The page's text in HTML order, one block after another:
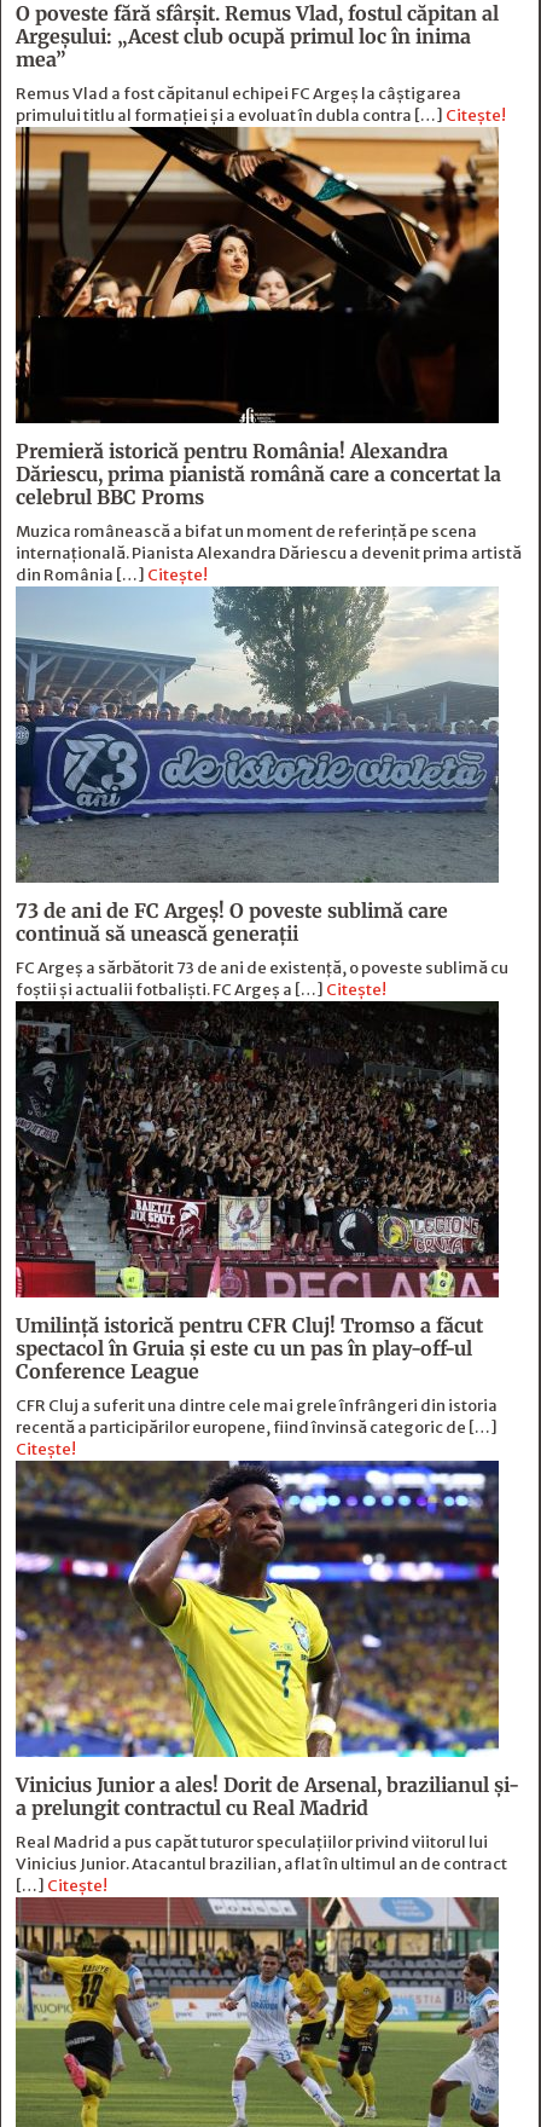
O poveste fără sfârşit. Remus Vlad, fostul căpitan al
Argeşului: „Acest club ocupă primul loc în inima
mea”
Remus Vlad a fost căpitanul echipei FC Argeș la câștigarea
primului titlu al formației și a evoluat în dubla contra […] Citește!
Premieră istorică pentru România! Alexandra
Dăriescu, prima pianistă română care a concertat la
celebrul BBC Proms
Muzica românească a bifat un moment de referință pe scena
internațională. Pianista Alexandra Dăriescu a devenit prima artistă
din România […] Citește!
73 de ani de FC Argeş! O poveste sublimă care
continuă să unească generaţii
FC Argeș a sărbătorit 73 de ani de existență, o poveste sublimă cu
foștii și actualii fotbaliști. FC Argeș a […] Citește!
Umilință istorică pentru CFR Cluj! Tromso a făcut
spectacol în Gruia și este cu un pas în play-off-ul
Conference League
CFR Cluj a suferit una dintre cele mai grele înfrângeri din istoria
recentă a participărilor europene, fiind învinsă categoric de […]
Citește!
Vinicius Junior a ales! Dorit de Arsenal, brazilianul și-
a prelungit contractul cu Real Madrid
Real Madrid a pus capăt tuturor speculațiilor privind viitorul lui
Vinicius Junior. Atacantul brazilian, aflat în ultimul an de contract
[…] Citește!